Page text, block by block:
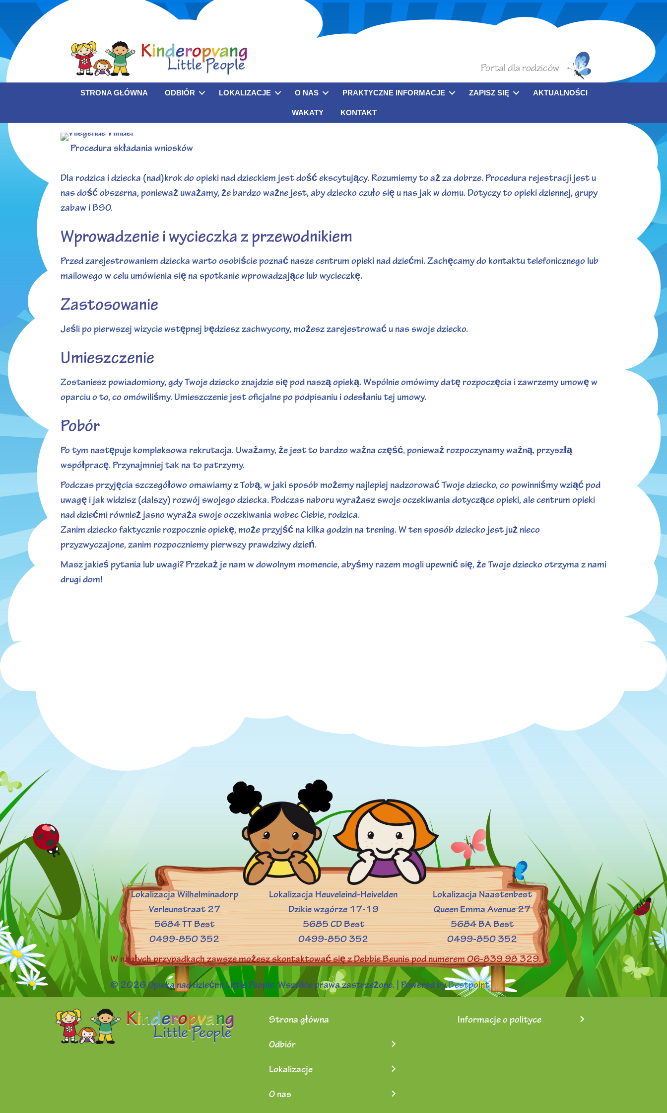
Portal dla rodziców
STRONA GŁÓWNA ODBIÓR LOKALIZACJE O NAS PRAKTYCZNE INFORMACJE ZAPISZ SIĘ AKTUALNOŚCI
WAKATY KONTAKT
Procedura składania wniosków
Dla rodzica i dziecka (nad)krok do opieki nad dzieckiem jest dość ekscytujący. Rozumiemy to aż za dobrze. Procedura rejestracji jest u
nas dość obszerna, ponieważ uważamy, że bardzo ważne jest, aby dziecko czuło się u nas jak w domu. Dotyczy to opieki dziennej, grupy
zabaw i BSO.
Wprowadzenie i wycieczka z przewodnikiem
Przed zarejestrowaniem dziecka warto osobiście poznać nasze centrum opieki nad dziećmi. Zachęcamy do kontaktu telefonicznego lub
mailowego w celu umówienia się na spotkanie wprowadzające lub wycieczkę.
Zastosowanie
Jeśli po pierwszej wizycie wstępnej będziesz zachwycony, możesz zarejestrować u nas swoje dziecko.
Umieszczenie
Zostaniesz powiadomiony, gdy Twoje dziecko znajdzie się pod naszą opieką. Wspólnie omówimy datę rozpoczęcia i zawrzemy umowę w
oparciu o to, co omówiliśmy. Umieszczenie jest oficjalne po podpisaniu i odesłaniu tej umowy.
Pobór
Po tym następuje kompleksowa rekrutacja. Uważamy, że jest to bardzo ważna część, ponieważ rozpoczynamy ważną, przyszłą
współpracę. Przynajmniej tak na to patrzymy.
Podczas przyjęcia szczegółowo omawiamy z Tobą, w jaki sposób możemy najlepiej nadzorować Twoje dziecko, co powinniśmy wziąć pod
uwagę i jak widzisz (dalszy) rozwój swojego dziecka. Podczas naboru wyrażasz swoje oczekiwania dotyczące opieki, ale centrum opieki
nad dziećmi również jasno wyraża swoje oczekiwania wobec Ciebie, rodzica.
Zanim dziecko faktycznie rozpocznie opiekę, może przyjść na kilka godzin na trening. W ten sposób dziecko jest już nieco
przyzwyczajone, zanim rozpoczniemy pierwszy prawdziwy dzień.
Masz jakieś pytania lub uwagi? Przekaż je nam w dowolnym momencie, abyśmy razem mogli upewnić się, że Twoje dziecko otrzyma z nami
drugi dom!
Lokalizacja Wilhelminadorp
Verleunstraat 27
5684 TT Best
0499-850 352
Lokalizacja Heuveleind-Heivelden
Dzikie wzgórze 17-19
5685 CD Best
0499-850 352
Lokalizacja Naastenbest
Queen Emma Avenue 27
5684 BA Best
0499-850 352
W nagłych przypadkach zawsze możesz skontaktować się z Debbie Beunis pod numerem 06-839 98 329.
© 2026 Opieka nad dziećmi Little People. Wszelkie prawa zastrzeżone. | Powered byBestpoint
Strona główna
Odbiór
Lokalizacje
O nas
Informacje o polityce